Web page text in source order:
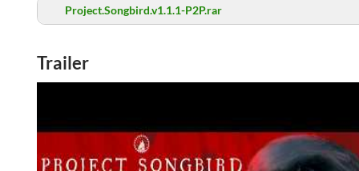
Project.Songbird.v1.1.1-P2P.rar
Trailer